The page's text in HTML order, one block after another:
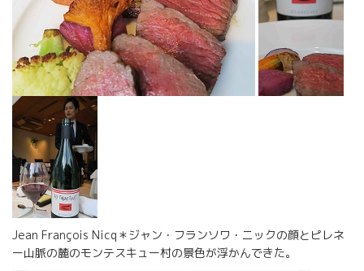
Jean François Nicq＊ジャン・フランソワ・ニックの顔とピレネ
ー山脈の麓のモンテスキュー村の景色が浮かんできた。